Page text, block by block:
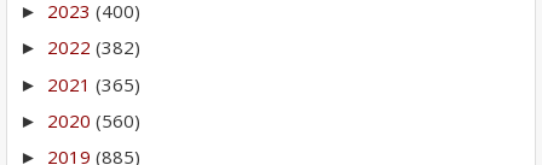
► 2023 (400)
► 2022 (382)
► 2021 (365)
► 2020 (560)
► 2019 (885)